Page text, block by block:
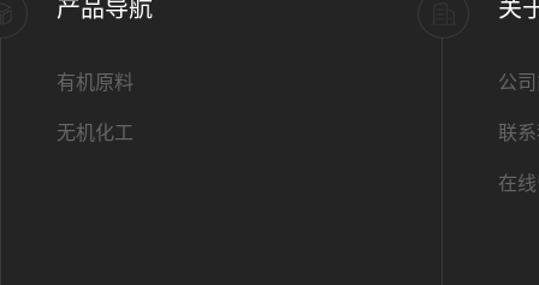
产品导航
有机原料
无机化工
关
公
联
在